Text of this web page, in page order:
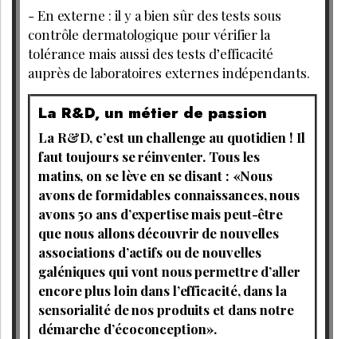
- En externe : il y a bien sûr des tests sous
contrôle dermatologique pour vérifier la
tolérance mais aussi des tests d’efficacité
auprès de laboratoires externes indépendants.
La R&D, un métier de passion
La R&D, c’est un challenge au quotidien ! Il
faut toujours se réinventer. Tous les
matins, on se lève en se disant : «Nous
avons de formidables connaissances, nous
avons 50 ans d’expertise mais peut-être
que nous allons découvrir de nouvelles
associations d’actifs ou de nouvelles
galéniques qui vont nous permettre d’aller
encore plus loin dans l’efficacité, dans la
sensorialité de nos produits et dans notre
démarche d’écoconception».